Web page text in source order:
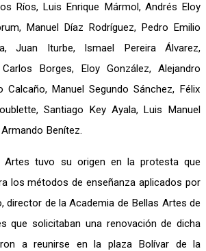
Ríos, Luis Enrique Mármol, Andrés Eloy
Manuel Díaz Rodríguez, Pedro Emilio
Juan Iturbe, Ismael Pereira Álvarez,
Borges, Eloy González, Alejandro
Calcaño, Manuel Segundo Sánchez, Félix
Santiago Key Ayala, Luis Manuel
Benítez.
Artes tuvo su origen en la protesta que
los métodos de enseñanza aplicados por
director de la Academia de Bellas Artes de
que solicitaban una renovación de dicha
a reunirse en la plaza Bolívar de la